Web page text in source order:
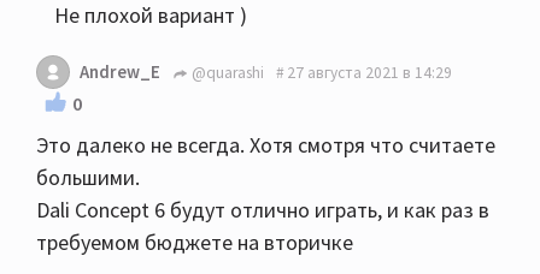
Не плохой вариант )
Andrew_E @quarashi 27 августа 2021 в 14:29
0
Это далеко не всегда. Хотя смотря что считаете
большими.
Dali Concept 6 будут отлично играть, и как раз в
требуемом бюджете на вторичке